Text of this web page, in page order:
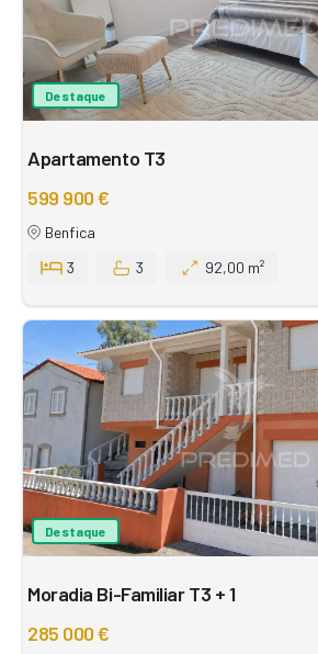
Destaque
Apartamento T3
599 900 €
Benfica
3
3 92,00 m²
Destaque
Moradia Bi-Familiar T3 + 1
285 000 €